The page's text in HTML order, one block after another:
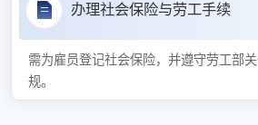
办理社会保险与劳工手续
需为雇员登记社会保险，并遵守劳工部
规。